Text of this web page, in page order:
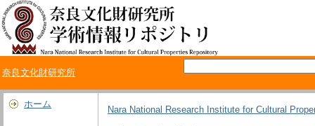
奈良文化財研究所
ホーム
Nara National Research Institute for Cultural